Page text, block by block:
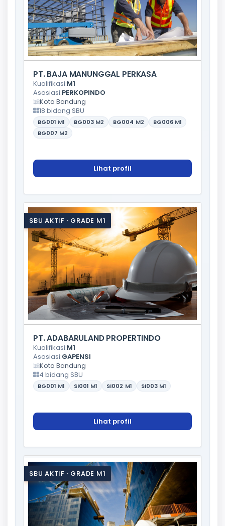
PT. BAJA MANUNGGAL PERKASA
Kualifikasi:M1
Asosiasi:PERKOPINDO
Kota Bandung
18 bidang SBU
BG001 M1 BG003 M2 BG004 M2 BG006 M1
BG007 M2
Lihat profil
SBU AKTIF · GRADE M1
PT. ADABARULAND PROPERTINDO
Kualifikasi:M1
Asosiasi:GAPENSI
Kota Bandung
4 bidang SBU
BG001 M1 SI001 M1 SI002 M1 SI003 M1
Lihat profil
SBU AKTIF · GRADE M1